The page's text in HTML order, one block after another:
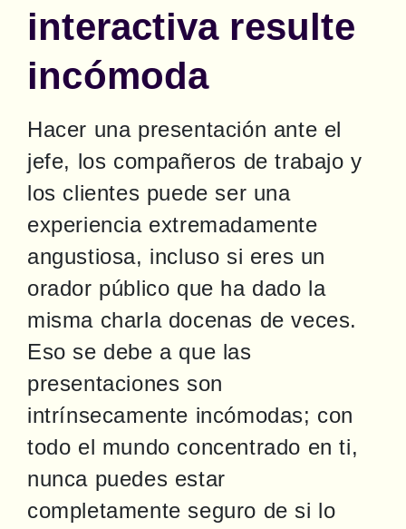
interactiva resulte
incómoda
Hacer una presentación ante el
jefe, los compañeros de trabajo y
los clientes puede ser una
experiencia extremadamente
angustiosa, incluso si eres un
orador público que ha dado la
misma charla docenas de veces.
Eso se debe a que las
presentaciones son
intrínsecamente incómodas; con
todo el mundo concentrado en ti,
nunca puedes estar
completamente seguro de si lo